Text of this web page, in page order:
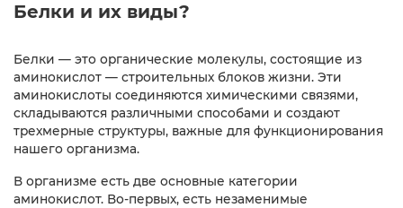
Белки и их виды?
Белки — это органические молекулы, состоящие из
аминокислот — строительных блоков жизни. Эти
аминокислоты соединяются химическими связями,
складываются различными способами и создают
трехмерные структуры, важные для функционирования
нашего организма.
В организме есть две основные категории
аминокислот. Во-первых, есть незаменимые